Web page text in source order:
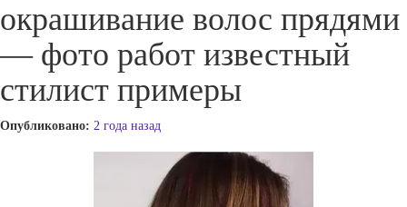
окрашивание волос прядями
— фото работ известный
стилист примеры
Опубликовано: 2 года назад